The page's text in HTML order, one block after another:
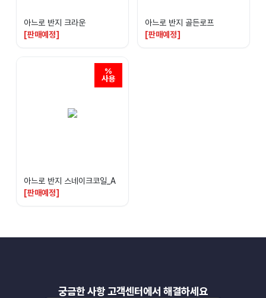
아느로 반지 크라운
[판매예정]
아느로 반지 골든로프
[판매예정]
아느로 반지 스네이크코일_A
[판매예정]
궁금한 사항 고객센터에서 해결하세요